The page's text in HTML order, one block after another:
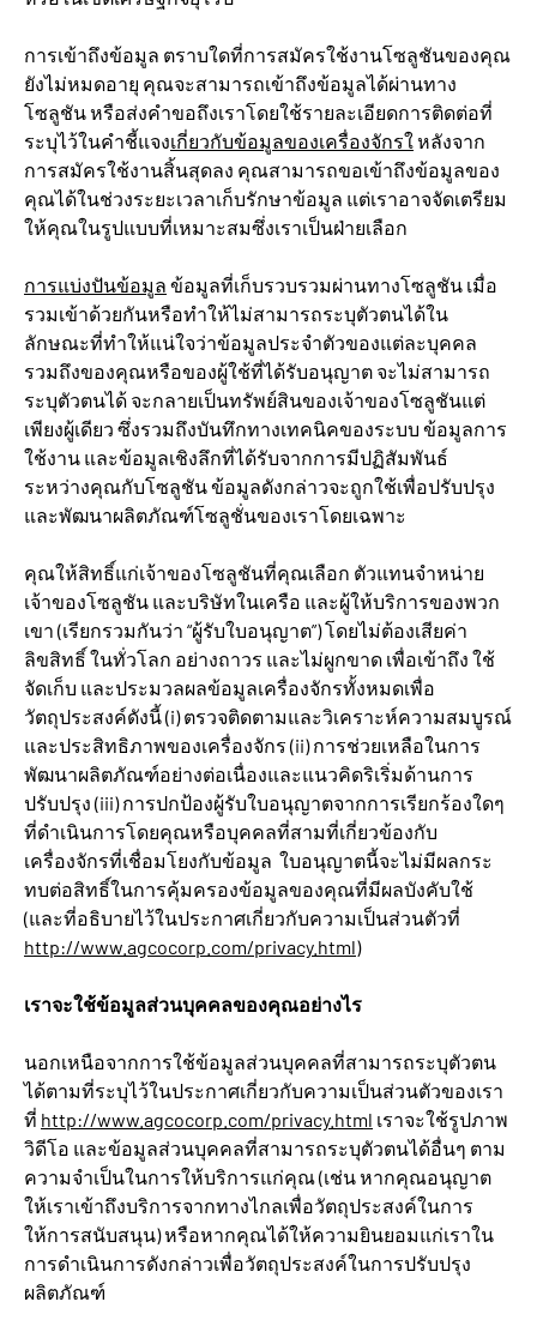
การเข้าถึงข้อมูล ตราบใดที่การสมัครใช้งานโซลูชันของคุณ
ยังไม่หมดอายุ คุณจะสามารถเข้าถึงข้อมูลได้ผ่านทาง
โซลูชัน หรือส่งคำขอถึงเราโดยใช้รายละเอียดการติดต่อที่
ระบุไว้ในคำชี้แจงเกี่ยวกับข้อมูลของเครื่องจักรใหลังจาก
การสมัครใช้งานสิ้นสุดลง คุณสามารถขอเข้าถึงข้อมูลของ
คุณได้ในช่วงระยะเวลาเก็บรักษาข้อมูล แต่เราอาจจัดเตรียม
ให้คุณในรูปแบบที่เหมาะสมซึ่งเราเป็นฝ่ายเลือก
การแบ่งปันข้อมูล ข้อมูลที่เก็บรวบรวมผ่านทางโซลูชัน เมื่อ
รวมเข้าด้วยกันหรือทำให้ไม่สามารถระบุตัวตนได้ใน
ลักษณะที่ทำให้แน่ใจว่าข้อมูลประจำตัวของแต่ละบุคคล
รวมถึงของคุณหรือของผู้ใช้ที่ได้รับอนุญาต จะไม่สามารถ
ระบุตัวตนได้ จะกลายเป็นทรัพย์สินของเจ้าของโซลูชันแต่
เพียงผู้เดียว ซึ่งรวมถึงบันทึกทางเทคนิคของระบบ ข้อมูลการ
ใช้งาน และข้อมูลเชิงลึกที่ได้รับจากการมีปฏิสัมพันธ์
ระหว่างคุณกับโซลูชัน ข้อมูลดังกล่าวจะถูกใช้เพื่อปรับปรุง
และพัฒนาผลิตภัณฑ์โซลูชั่นของเราโดยเฉพาะ
คุณให้สิทธิ์แก่เจ้าของโซลูชันที่คุณเลือก ตัวแทนจำหน่าย
เจ้าของโซลูชัน และบริษัทในเครือ และผู้ให้บริการของพวก
เขา (เรียกรวมกันว่า “ผู้รับใบอนุญาต”) โดยไม่ต้องเสียค่า
ลิขสิทธิ์ ในทั่วโลก อย่างถาวร และไม่ผูกขาด เพื่อเข้าถึง ใช้
จัดเก็บ และประมวลผลข้อมูลเครื่องจักรทั้งหมดเพื่อ
วัตถุประสงค์ดังนี้(i) ตรวจติดตามและวิเคราะห์ความสมบูรณ์
และประสิทธิภาพของเครื่องจักร (ii) การช่วยเหลือในการ
พัฒนาผลิตภัณฑ์อย่างต่อเนื่องและแนวคิดริเริ่มด้านการ
ปรับปรุง (iii) การปกป้องผู้รับใบอนุญาตจากการเรียกร้องใดๆ
ที่ดำเนินการโดยคุณหรือบุคคลที่สามที่เกี่ยวข้องกับ
เครื่องจักรที่เชื่อมโยงกับข้อมูล ใบอนุญาตนี้จะไม่มีผลกระ
ทบต่อสิทธิ์ในการคุ้มครองข้อมูลของคุณที่มีผลบังคับใช้
(และที่อธิบายไว้ในประกาศเกี่ยวกับความเป็นส่วนตัวที่
http://www.agcocorp.com/privacy.html)
เราจะใช้ข้อมูลส่วนบุคคลของคุณอย่างไร
นอกเหนือจากการใช้ข้อมูลส่วนบุคคลที่สามารถระบุตัวตน
ได้ตามที่ระบุไว้ในประกาศเกี่ยวกับความเป็นส่วนตัวของเรา
ที่ http://www.agcocorp.com/privacy.html เราจะใช้รูปภาพ
วิดีโอ และข้อมูลส่วนบุคคลที่สามารถระบุตัวตนได้อื่นๆ ตาม
ความจำเป็นในการให้บริการแก่คุณ (เช่น หากคุณอนุญาต
ให้เราเข้าถึงบริการจากทางไกลเพื่อวัตถุประสงค์ในการ
ให้การสนับสนุน) หรือหากคุณได้ให้ความยินยอมแก่เราใน
การดำเนินการดังกล่าวเพื่อวัตถุประสงค์ในการปรับปรุง
ผลิตภัณฑ์